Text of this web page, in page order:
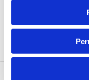
1393.63.400.01
Cilindro steel line Ø63
juntas PUR y doble